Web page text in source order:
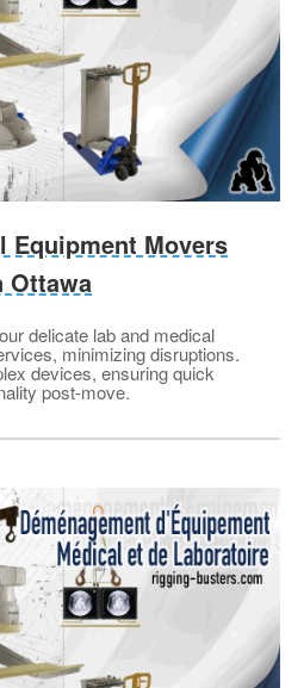
Equipment Movers
Ottawa
delicate lab and medical
minimizing disruptions.
devices, ensuring quick
post-move.